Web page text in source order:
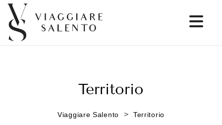
Territorio
Viaggiare Salento > Territorio